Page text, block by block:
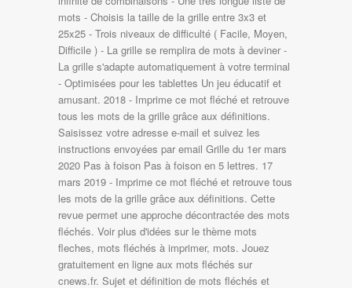
mots - Choisis la taille de la grille entre 3x3 et
25x25 - Trois niveaux de difficulté ( Facile, Moyen,
Difficile ) - La grille se remplira de mots à deviner -
La grille s'adapte automatiquement à votre terminal
- Optimisées pour les tablettes Un jeu éducatif et
amusant. 2018 - Imprime ce mot fléché et retrouve
tous les mots de la grille grâce aux définitions.
Saisissez votre adresse e-mail et suivez les
instructions envoyées par email Grille du 1er mars
2020 Pas à foison Pas à foison en 5 lettres. 17
mars 2019 - Imprime ce mot fléché et retrouve tous
les mots de la grille grâce aux définitions. Cette
revue permet une approche décontractée des mots
fléchés. Voir plus d'idées sur le thème mots
fleches, mots fléchés à imprimer, mots. Jouez
gratuitement en ligne aux mots fléchés sur
cnews.fr. Sujet et définition de mots fléchés et